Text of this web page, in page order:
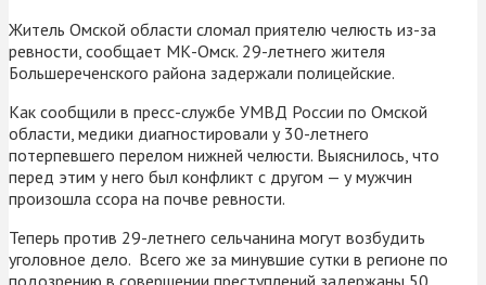
Житель Омской области сломал приятелю челюсть из-за
ревности, сообщает МК-Омск. 29-летнего жителя
Большереченского района задержали полицейские.
Как сообщили в пресс-службе УМВД России по Омской
области, медики диагностировали у 30-летнего
потерпевшего перелом нижней челюсти. Выяснилось, что
перед этим у него был конфликт с другом — у мужчин
произошла ссора на почве ревности.
Теперь против 29-летнего сельчанина могут возбудить
уголовное дело. Всего же за минувшие сутки в регионе по
подозрению в совершении преступлений задержаны 50